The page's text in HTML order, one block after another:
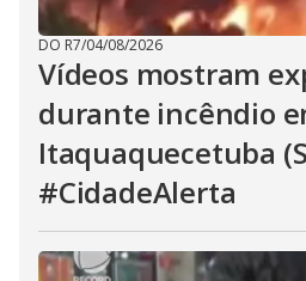
DO R7/04/08/2026
Vídeos mostram
durante incêndio
Itaquaquecetuba
#CidadeAlerta